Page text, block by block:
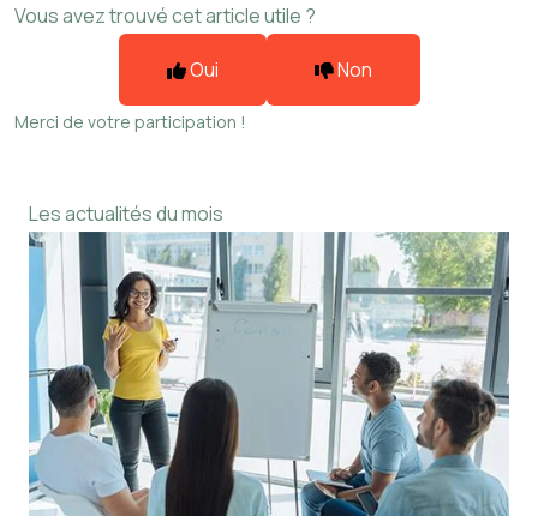
Vous avez trouvé cet article utile ?
Oui Non
Merci de votre participation !
Les actualités du mois